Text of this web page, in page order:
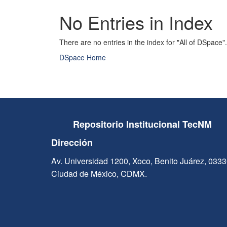
No Entries in Index
There are no entries in the index for "All of DSpace".
DSpace Home
Repositorio Institucional TecNM
Dirección
Av. Universidad 1200, Xoco, Benito Juárez,
Ciudad de México, CDMX.